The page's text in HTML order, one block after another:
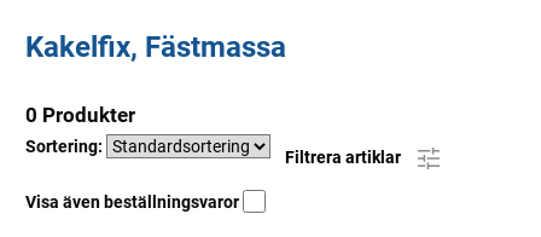
Kakelfix, Fästmassa
0 Produkter
Sortering:
Filtrera artiklar
Visa även beställningsvaror